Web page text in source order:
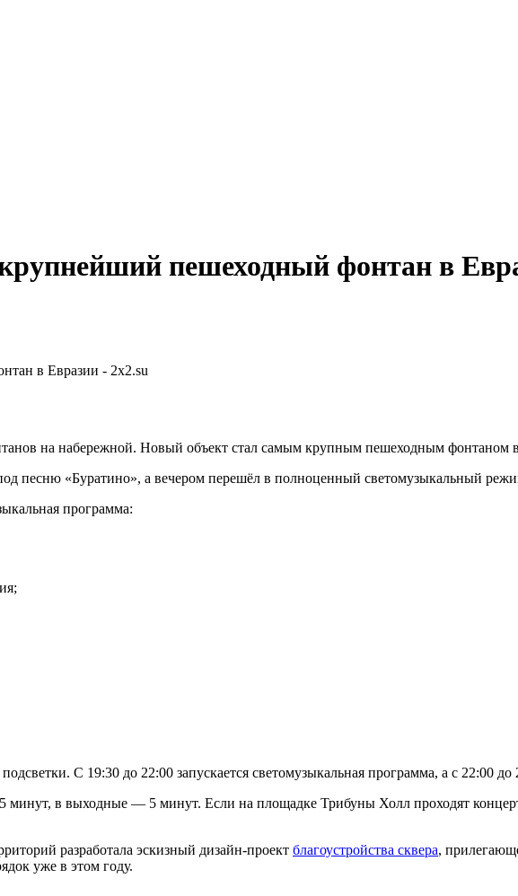
пешеходный фонтан в
на набережной. Новый объект стал самым крупным пешеходным фонтаном
песню «Буратино», а вечером перешёл в полноценный светомузыкальный
программа:
С 19:30 до 22:00 запускается светомузыкальная программа, а с 22:00
в выходные — 5 минут. Если на площадке Трибуны Холл проходят
разработала эскизный дизайн-проект благоустройства сквера,
уже в этом году.